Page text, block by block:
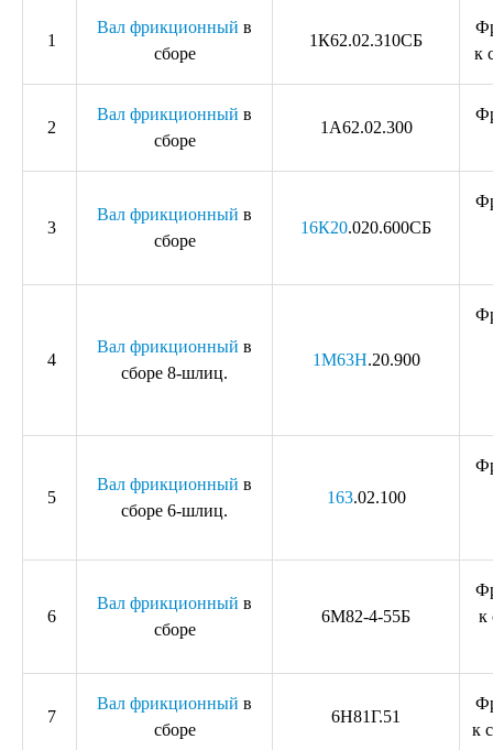
1
Вал фрикционный в
сборе
1К62.02.310СБ
к
2
Вал фрикционный в
сборе
1А62.02.300
3
Вал фрикционный в
сборе
16К20.020.600СБ
4
Вал фрикционный в
сборе 8-шлиц.
1М63Н.20.900
5
Вал фрикционный в
сборе 6-шлиц.
163.02.100
6
Вал фрикционный в
сборе
6М82-4-55Б
к
7
Вал фрикционный в
сборе
6Н81Г.51
к